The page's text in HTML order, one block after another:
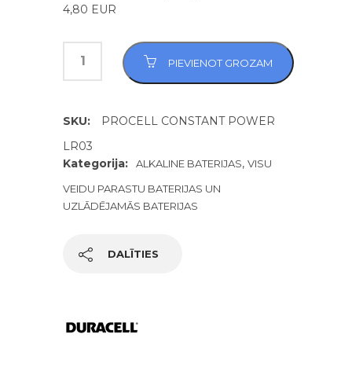
4,80 EUR
PIEVIENOT GROZAM
SKU:
PROCELL CONSTANT POWER
LR03
Kategorija:
ALKALINE BATERIJAS, VISU
VEIDU PARASTU BATERIJAS UN
UZLĀDĒJAMĀS BATERIJAS
DALĪTIES